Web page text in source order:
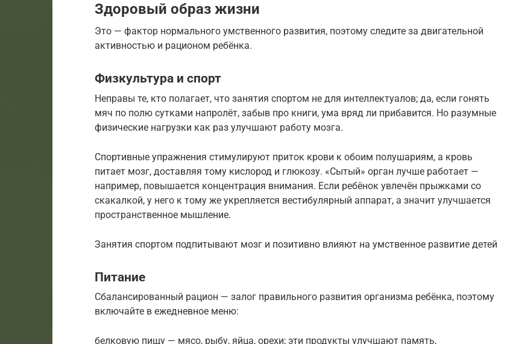
Здоровый образ жизни
Это — фактор нормального умственного развития, поэтому следите за двигательной
активностью и рационом ребёнка.
Физкультура и спорт
Неправы те, кто полагает, что занятия спортом не для интеллектуалов; да, если гонять
мяч по полю сутками напролёт, забыв про книги, ума вряд ли прибавится. Но разумные
физические нагрузки как раз улучшают работу мозга.
Спортивные упражнения стимулируют приток крови к обоим полушариям, а кровь
питает мозг, доставляя тому кислород и глюкозу. «Сытый» орган лучше работает —
например, повышается концентрация внимания. Если ребёнок увлечён прыжками со
скакалкой, у него к тому же укрепляется вестибулярный аппарат, а значит улучшается
пространственное мышление.
Занятия спортом подпитывают мозг и позитивно влияют на умственное развитие детей
Питание
Сбалансированный рацион — залог правильного развития организма ребёнка, поэтому
включайте в ежедневное меню:
белковую пищу — мясо, рыбу, яйца, орехи; эти продукты улучшают память,